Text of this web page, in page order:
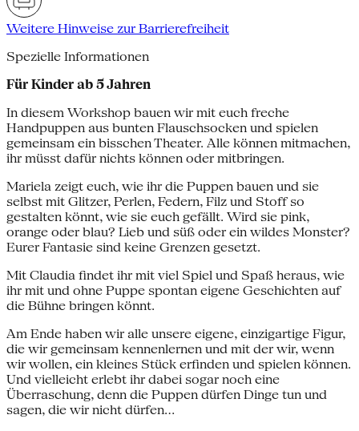
Weitere Hinweise zur Barrierefreiheit
Spezielle Informationen
Für Kinder ab 5 Jahren
In diesem Workshop bauen wir mit euch freche
Handpuppen aus bunten Flauschsocken und spielen
gemeinsam ein bisschen Theater. Alle können mitmachen,
ihr müsst dafür nichts können oder mitbringen.
Mariela zeigt euch, wie ihr die Puppen bauen und sie
selbst mit Glitzer, Perlen, Federn, Filz und Stoff so
gestalten könnt, wie sie euch gefällt. Wird sie pink,
orange oder blau? Lieb und süß oder ein wildes Monster?
Eurer Fantasie sind keine Grenzen gesetzt.
Mit Claudia findet ihr mit viel Spiel und Spaß heraus, wie
ihr mit und ohne Puppe spontan eigene Geschichten auf
die Bühne bringen könnt.
Am Ende haben wir alle unsere eigene, einzigartige Figur,
die wir gemeinsam kennenlernen und mit der wir, wenn
wir wollen, ein kleines Stück erfinden und spielen können.
Und vielleicht erlebt ihr dabei sogar noch eine
Überraschung, denn die Puppen dürfen Dinge tun und
sagen, die wir nicht dürfen...